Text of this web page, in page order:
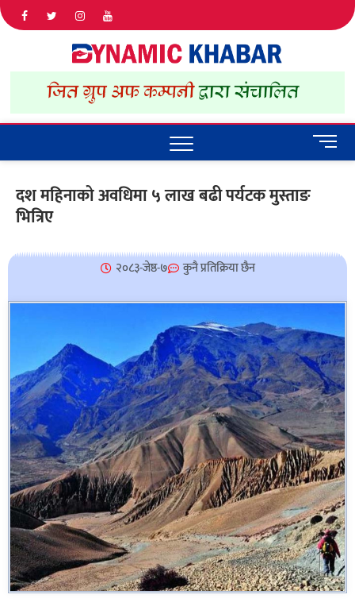
IN NEPAL
M
e
n
दश महिनाको अवधिमा ५ लाख बढी पर्यटक मुस्ताङ
भित्रिए
२०८३-जेष्ठ-७ कुनै प्रतिक्रिया छैन